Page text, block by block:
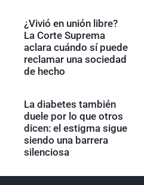
¿Vivió en unión libre?
La Corte Suprema
aclara cuándo sí puede
reclamar una sociedad
de hecho
La diabetes también
duele por lo que otros
dicen: el estigma sigue
siendo una barrera
silenciosa